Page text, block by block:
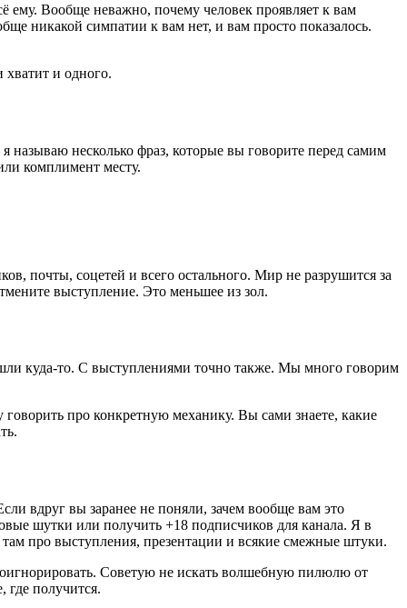
ему. Вообще неважно, почему человек проявляет к вам
никакой симпатии к вам нет, и вам просто показалось.
хватит и одного.
называю несколько фраз, которые вы говорите перед самим
комплимент месту.
почты, соцетей и всего остального. Мир не разрушится за
выступление. Это меньшее из зол.
куда-то. С выступлениями точно также. Мы много говорим
про конкретную механику. Вы сами знаете, какие
вдруг вы заранее не поняли, зачем вообще вам это
шутки или получить +18 подписчиков для канала. Я в
про выступления, презентации и всякие смежные штуки.
Советую не искать волшебную пилюлю от
получится.